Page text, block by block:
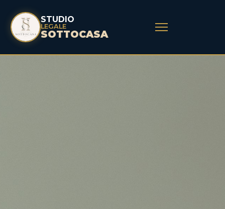
STUDIO
LEGALE
SOTTOCASA